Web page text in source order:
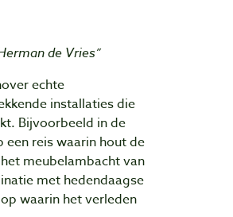
de Vries”
echte
installaties die
Bijvoorbeeld in de
reis waarin hout de
meubelambacht van
met hedendaagse
waarin het verleden